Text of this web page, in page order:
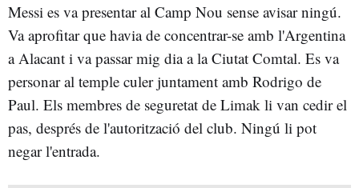
Messi es va presentar al Camp Nou sense avisar ningú.
Va aprofitar que havia de concentrar-se amb l'Argentina
a Alacant i va passar mig dia a la Ciutat Comtal. Es va
personar al temple culer juntament amb Rodrigo de
Paul. Els membres de seguretat de Limak li van cedir el
pas, després de l'autorització del club. Ningú li pot
negar l'entrada.